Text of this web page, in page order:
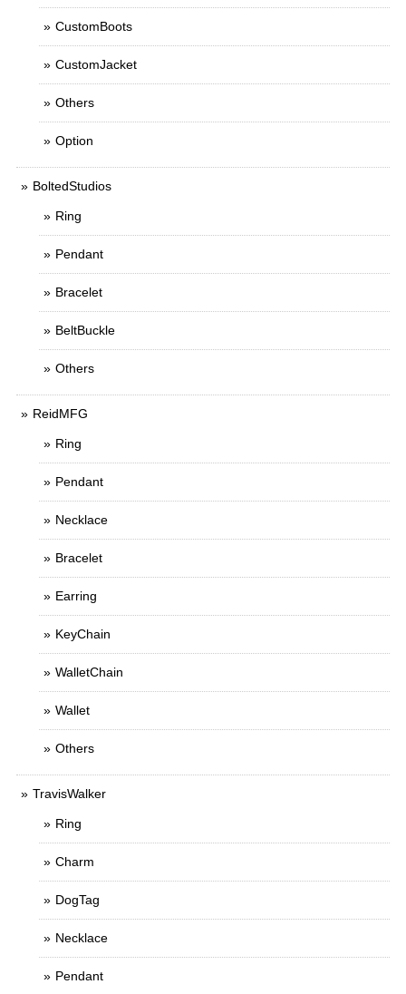
CustomBoots
CustomJacket
Others
Option
BoltedStudios
Ring
Pendant
Bracelet
BeltBuckle
Others
ReidMFG
Ring
Pendant
Necklace
Bracelet
Earring
KeyChain
WalletChain
Wallet
Others
TravisWalker
Ring
Charm
DogTag
Necklace
Pendant